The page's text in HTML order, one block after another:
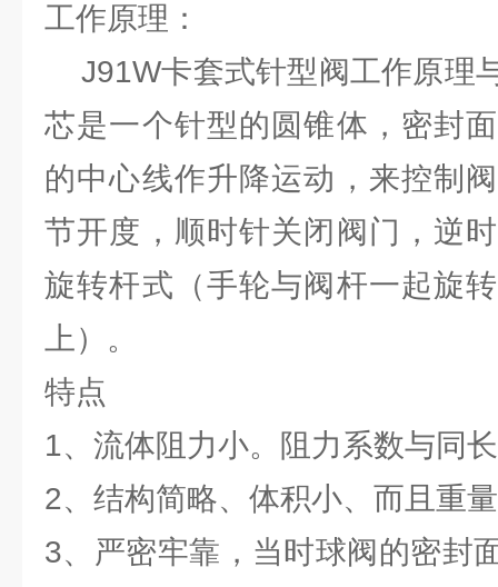
工作原理：
J91W卡套式针型阀工作原理
芯是一个针型的圆锥体，密封
的中心线作升降运动，来控制
节开度，顺时针关闭阀门，逆
旋转杆式（手轮与阀杆一起旋
上）。
特点
1、流体阻力小。阻力系数与同
2、结构简略、体积小、而且重
3、严密牢靠，当时球阀的密封